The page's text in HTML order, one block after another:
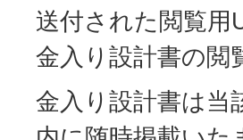
送付された閲覧
金入り設計書の閲
金入り設計書は当